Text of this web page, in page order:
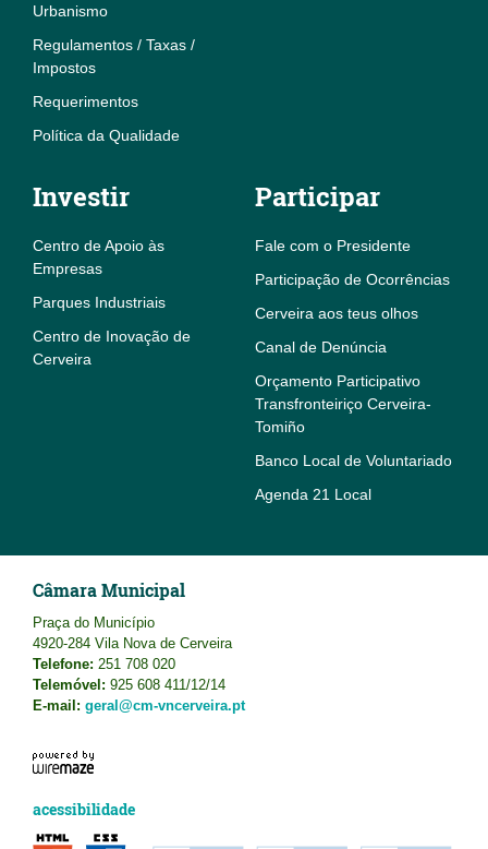
Urbanismo
Regulamentos / Taxas /
Impostos
Requerimentos
Política da Qualidade
Investir
Centro de Apoio às
Empresas
Parques Industriais
Centro de Inovação de
Cerveira
Participar
Fale com o Presidente
Participação de Ocorrências
Cerveira aos teus olhos
Canal de Denúncia
Orçamento Participativo
Transfronteiriço Cerveira-
Tomiño
Banco Local de Voluntariado
Agenda 21 Local
Câmara Municipal
Praça do Município
4920-284 Vila Nova de Cerveira
Telefone: 251 708 020
Telemóvel: 925 608 411/12/14
E-mail: geral@cm-vncerveira.pt
acessibilidade